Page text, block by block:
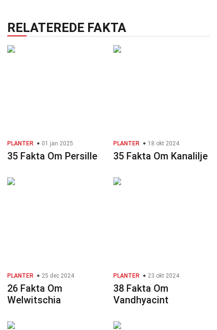
RELATEREDE FAKTA
PLANTER 01 jan 2025
35 Fakta Om Persille
PLANTER 18 okt 2024
35 Fakta Om Kanalilje
PLANTER 25 dec 2024
26 Fakta Om
Welwitschia
PLANTER 23 okt 2024
38 Fakta Om
Vandhyacint